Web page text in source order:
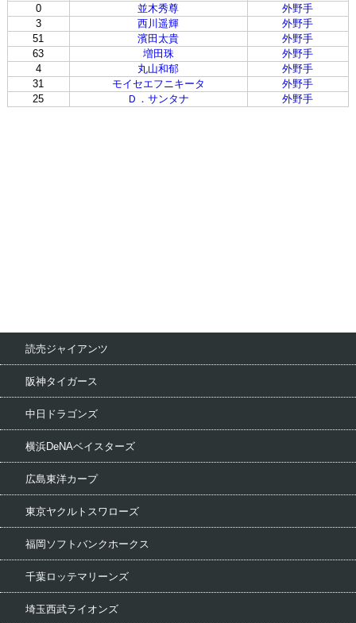
0
並木秀尊
外野手
3
西川遥輝
外野手
51
濱田太貴
外野手
63
増田珠
外野手
4
丸山和郁
外野手
31
モイセエフニキータ
外野手
25
Ｄ．サンタナ 外野手
読売ジャイアンツ
阪神タイガース
中日ドラゴンズ
横浜DeNAベイスターズ
広島東洋カープ
東京ヤクルトスワローズ
福岡ソフトバンクホークス
千葉ロッテマリーンズ
埼玉西武ライオンズ